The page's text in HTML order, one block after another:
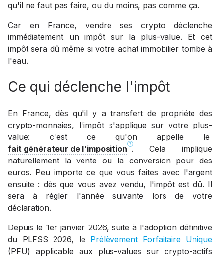
qu'il ne faut pas faire, ou du moins, pas comme ça.
Car en France, vendre ses crypto déclenche
immédiatement un impôt sur la plus-value. Et cet
impôt sera dû même si votre achat immobilier tombe à
l'eau.
Ce qui déclenche l'impôt
En France, dès qu'il y a transfert de propriété des
crypto-monnaies, l'impôt s'applique sur votre plus-
value: c'est ce qu'on appelle le
fait générateur de l'imposition . Cela implique
naturellement la vente ou la conversion pour des
euros. Peu importe ce que vous faites avec l'argent
ensuite : dès que vous avez vendu, l'impôt est dû. Il
sera à régler l'année suivante lors de votre
déclaration.
Depuis le 1er janvier 2026, suite à l'adoption définitive
du PLFSS 2026, le Prélèvement Forfaitaire Unique
(PFU) applicable aux plus-values sur crypto-actifs